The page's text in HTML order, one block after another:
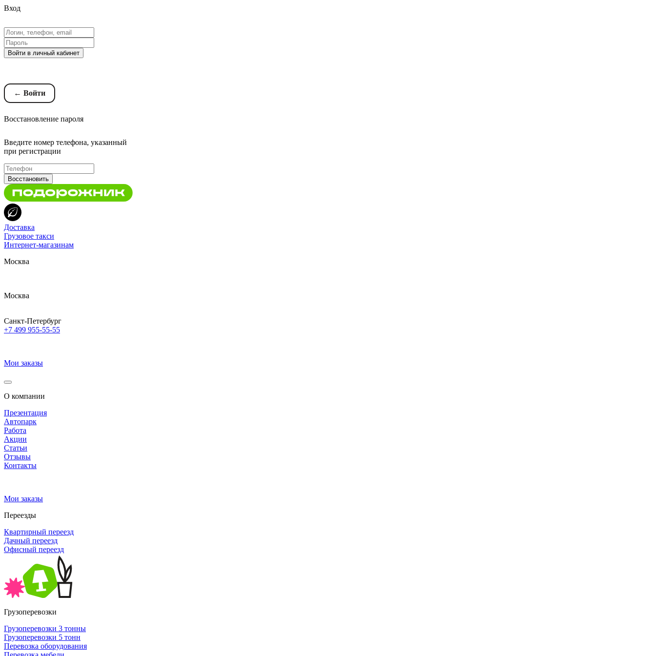
Вход
Войти в личный кабинет
← Войти
Восстановление пароля
Введите номер телефона, указанный
при регистрации
Восстановить
Доставка
Грузовое такси
Интернет-магазинам
Москва
Москва
Санкт-Петербург
+7 499 955-55-55
Мои заказы
О компании
Презентация
Автопарк
Работа
Акции
Статьи
Отзывы
Контакты
Мои заказы
Переезды
Квартирный переезд
Дачный переезд
Офисный переезд
Грузоперевозки
Грузоперевозки 3 тонны
Грузоперевозки 5 тонн
Перевозка оборудования